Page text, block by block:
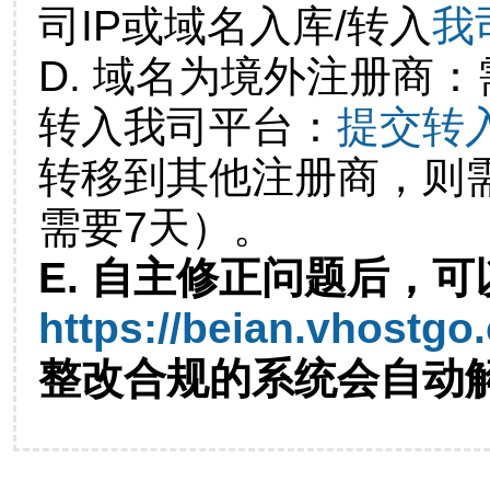
司IP或域名入库/转入我
D. 域名为境外注册商
转入我司平台： 提交转
转移到其他注册商，则
需要7天）。
E. 自主修正问题后，可
https://
整改合规的系统会自动